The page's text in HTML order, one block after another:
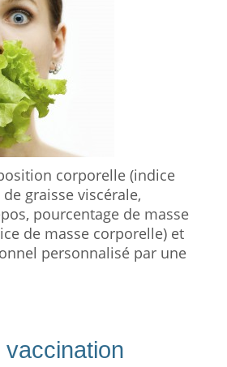
corporelle (indice
graisse viscérale,
pourcentage de masse
de masse corporelle) et
personnalisé par une